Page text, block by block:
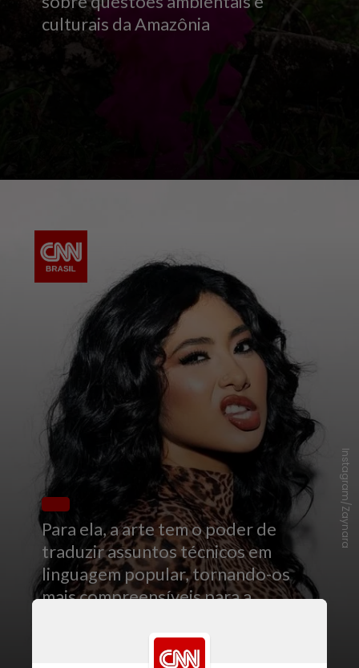
culturais da Amazônia
Para ela, a arte tem o poder de
traduzir assuntos técnicos em
linguagem popular, tornando-os
mais compreensíveis para a
Instagram/Zaynara